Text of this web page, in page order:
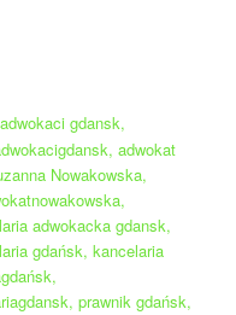
Tagi
adwokaci gdansk,
,adwokat
Nowakowska,
,
adwokacka gdansk,
gdańsk,kancelaria
,
,prawnik gdańsk,